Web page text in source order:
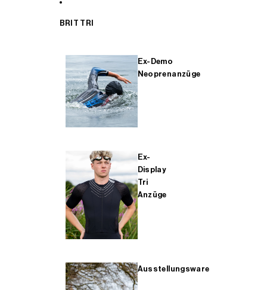
BRIT TRI
Ex-Demo
Neoprenanzüge
Ex-
Display
Tri
Anzüge
Ausstellungsware